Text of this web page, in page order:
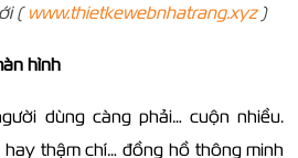
( www.thietkewebnhatrang.xyz)
hình
dùng càng phải… cuộn nhiều.
thậm chí… đồng hồ thông minh